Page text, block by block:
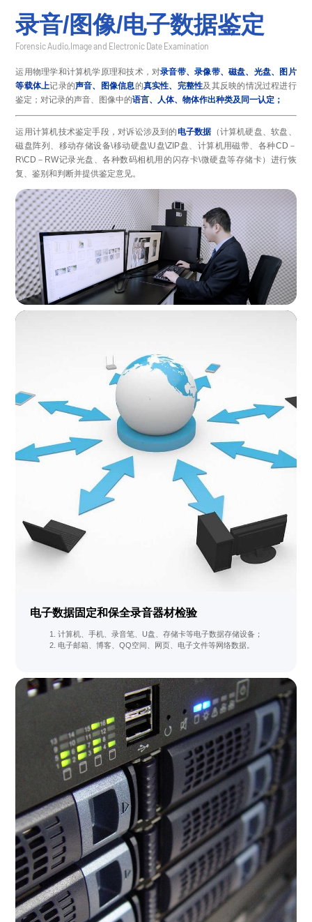
录音/图像/电子数据鉴定
Forensic Audio,Image and Electronic Date Examination
运用物理学和计算机学原理和技术，对录音带、录像带、磁盘、光盘、图片
等载体上记录的声音、图像信息的真实性、完整性及其反映的情况过程进行
鉴定；对记录的声音、图像中的语言、人体、物体作出种类及同一认定；
运用计算机技术鉴定手段，对诉讼涉及到的电子数据 （计算机硬盘、软盘、
磁盘阵列、移动存储设备\移动硬盘\U盘\ZIP盘、计算机用磁带、各种CD－
R\CD－RW记录光盘、各种数码相机用的闪存卡\微硬盘等存储卡）进行恢
复、鉴别和判断并提供鉴定意见。
电子数据固定和保全录音器材检验
计算机、手机、录音笔、U盘、存储卡等电子数据存储设备；
电子邮箱、博客、QQ空间、网页、电子文件等网络数据。